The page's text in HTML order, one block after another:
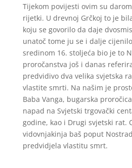
Tijekom povijesti ovim su
rijetki. U drevnoj Grčkoj to je
koju se govorilo da daje
unatoč tome ju se i dalje
sredinom 16. stoljeća bio je to
proročanstva još i danas
predvidivo dva velika svjetska
vlastite smrti. Na našim je
Baba Vanga, bugarska
napad na Svjetski trgovački
godine, kao i Drugi svjetski rat.
vidovnjakinja baš poput
predvidjela vlastitu smrt.